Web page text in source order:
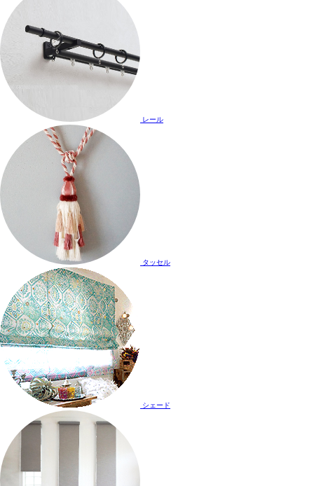
レール
タッセル
シェード